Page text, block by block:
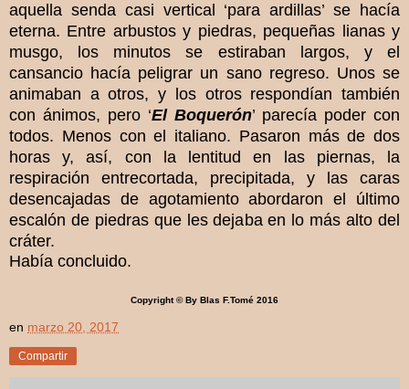
aquella senda casi vertical ‘para ardillas’ se hacía
eterna. Entre arbustos y piedras, pequeñas lianas y
musgo, los minutos se estiraban largos, y el
cansancio hacía peligrar un sano regreso. Unos se
animaban a otros, y los otros respondían también
con ánimos, pero ‘El Boquerón’ parecía poder con
todos. Menos con el italiano. Pasaron más de dos
horas y, así, con la lentitud en las piernas, la
respiración entrecortada, precipitada, y las caras
desencajadas de agotamiento abordaron el último
escalón de piedras que les dejaba en lo más alto del
cráter.
Había concluido.
Copyright © By Blas F.Tomé 2016
en marzo 20, 2017
Compartir